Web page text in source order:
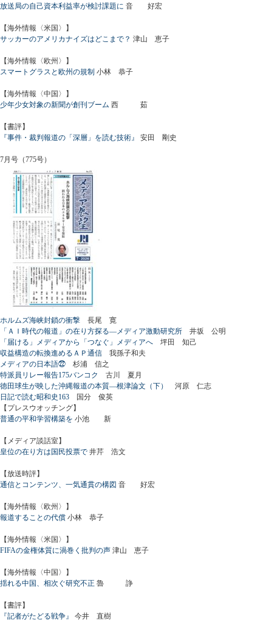
放送局の自己資本利益率が検討課題に 音 好宏
【海外情報〈米国〉】
サッカーのアメリカナイズはどこまで？ 津山 恵子
【海外情報〈欧州〉】
スマートグラスと欧州の規制 小林 恭子
【海外情報〈中国〉】
少年少女対象の新聞が創刊ブーム 西 茹
【書評】
『事件・裁判報道の「深層」を読む技術』
安田 剛史
7月号（775号）
ホルムズ海峡封鎖の衝撃 長尾 寛
「ＡＩ時代の報道」の在り方探る―メディア激動研究所 井坂 公明
「届ける」メディアから「つなぐ」メディアへ 坪田 知己
収益構造の転換進めるＡＰ通信 我孫子和夫
メディアの日本語㉒ 杉浦 信之
特派員リレー報告175バンコク
古川 夏月
徳田球生が映した沖縄報道の本質―根津論文（下）
河原 仁志
日記で読む昭和史163 国分 俊英
【プレスウオッチング】
普通の平和学習構築を 小池 新
【メディア談話室】
皇位の在り方は国民投票で 井芹 浩文
【放送時評】
通信とコンテンツ、一気通貫の構図 音 好宏
【海外情報〈欧州〉】
報道することの代償 小林 恭子
【海外情報〈米国〉】
FIFAの金権体質に渦巻く批判の声 津山 恵子
【海外情報〈中国〉】
揺れる中国、相次ぐ研究不正 魯 諍
【書評】
『記者がたどる戦争』
今井 直樹